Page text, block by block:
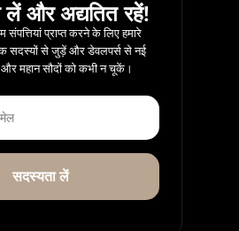
लें और अद्यतित रहें!
संपत्तियां प्राप्त करने के लिए हमारे
सदस्यों से जुड़ें और डेवलपर्स से नई
और महान सौदों को कभी न चूकें।
सदस्यता लें